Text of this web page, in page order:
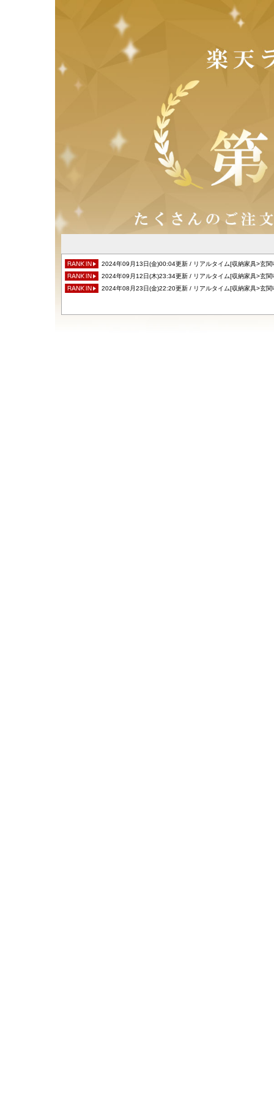
2024年09月13日(金)00:04更新 / リアルタイム[収納家具>玄関
2024年09月12日(木)23:34更新 / リアルタイム[収納家具>玄関
2024年08月23日(金)22:20更新 / リアルタイム[収納家具>玄